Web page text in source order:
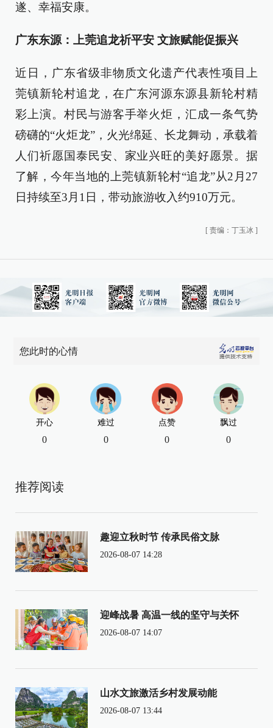
遂、幸福安康。
广东东源：上莞追龙祈平安 文旅赋能促振兴
近日，广东省级非物质文化遗产代表性项目上
莞镇新轮村追龙，在广东河源东源县新轮村精
彩上演。村民与游客手举火炬，汇成一条气势
磅礴的“火炬龙”，火光绵延、长龙舞动，承载着
人们祈愿国泰民安、家业兴旺的美好愿景。据
了解，今年当地的上莞镇新轮村“追龙”从2月27
日持续至3月1日，带动旅游收入约910万元。
[ 责编：丁玉冰 ]
您此时的心情
开心
0
难过
0
点赞
0
飘过
0
推荐阅读
趣迎立秋时节 传承民俗文脉
2026-08-07 14:28
迎峰战暑 高温一线的坚守与关怀
2026-08-07 14:07
山水文旅激活乡村发展动能
2026-08-07 13:44